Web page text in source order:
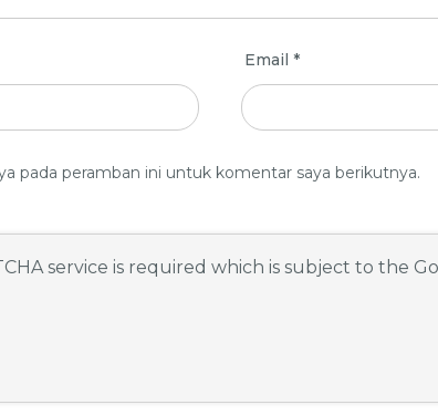
Email *
pada peramban ini untuk komentar saya berikutnya.
service is required which is subject to the